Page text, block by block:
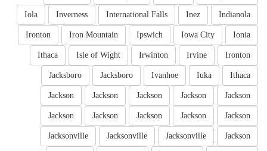
Indianola
Inez
International Falls
Inverness
Iola
Ionia
Iowa City
Ipswich
Iron Mountain
Ironton
Ironton
Irvine
Irwinton
Isle of Wight
Ithaca
Ithaca
Iuka
Ivanhoe
Jacksboro
Jacksboro
Jackson
Jackson
Jackson
Jackson
Jackson
Jackson
Jackson
Jackson
Jackson
Jackson
Jackson
Jacksonville
Jacksonville
Jacksonville